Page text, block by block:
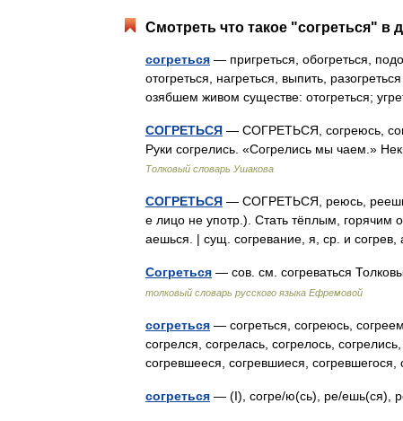
Смотреть что такое "согреться" в
согреться — пригреться, обогреться,
отогреться, нагреться, выпить,
озябшем живом существе: отогреться;
СОГРЕТЬСЯ — СОГРЕТЬСЯ, согреюсь,
Руки согрелись. «Согрелись мы чаем.»
Толковый словарь Ушакова
СОГРЕТЬСЯ — СОГРЕТЬСЯ, реюсь,
е лицо не употр.). Стать тёплым, горячим
аешься. | сущ. согревание, я, ср. и
Согреться — сов. см. согреваться
толковый словарь русского языка Ефремовой
согреться — согреться, согреюсь,
согрелся, согрелась, согрелось,
согревшееся, согревшиеся,
согреться — (I), согре/ю(сь), ре/ешь(ся),